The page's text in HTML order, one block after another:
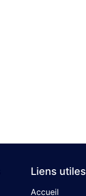
Liens utiles
Accueil